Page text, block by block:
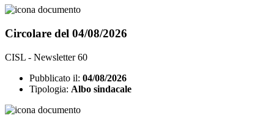
Circolare del 04/08/2026
CISL - Newsletter 60
Pubblicato il: 04/08/2026
Tipologia: Albo sindacale